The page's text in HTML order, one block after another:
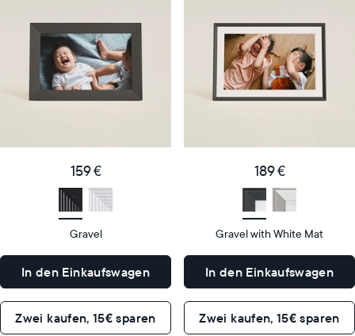
159 €
Gravel
In den Einkaufswagen
Zwei kaufen, 15€ sparen
Bilderrahmen
Product
details
10"
Diagonal
Dimensions
x
19
x
cm
189 €
Gravel with White Mat
In den Einkaufswagen
Zwei kaufen, 15€ sparen
Bilderrahmen
Product
details
10"
Diagonal
Dimensions
x
19
x
cm